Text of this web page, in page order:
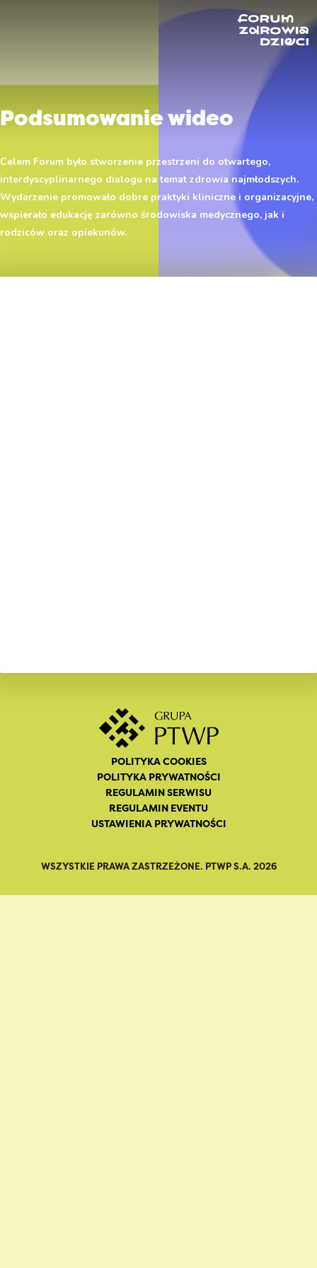
Podsumowanie wideo
Celem Forum było stworzenie przestrzeni do otwartego,
interdyscyplinarnego dialogu na temat zdrowia najmłodszych.
Wydarzenie promowało dobre praktyki kliniczne i organizacyjne,
wspierało edukację zarówno środowiska medycznego, jak i
rodziców oraz opiekunów.
WSZYSTKIE PRAWA ZASTRZEŻONE. PTWP S.A. 2026
POLITYKA COOKIES
POLITYKA PRYWATNOŚCI
REGULAMIN SERWISU
REGULAMIN EVENTU
USTAWIENIA PRYWATNOŚCI